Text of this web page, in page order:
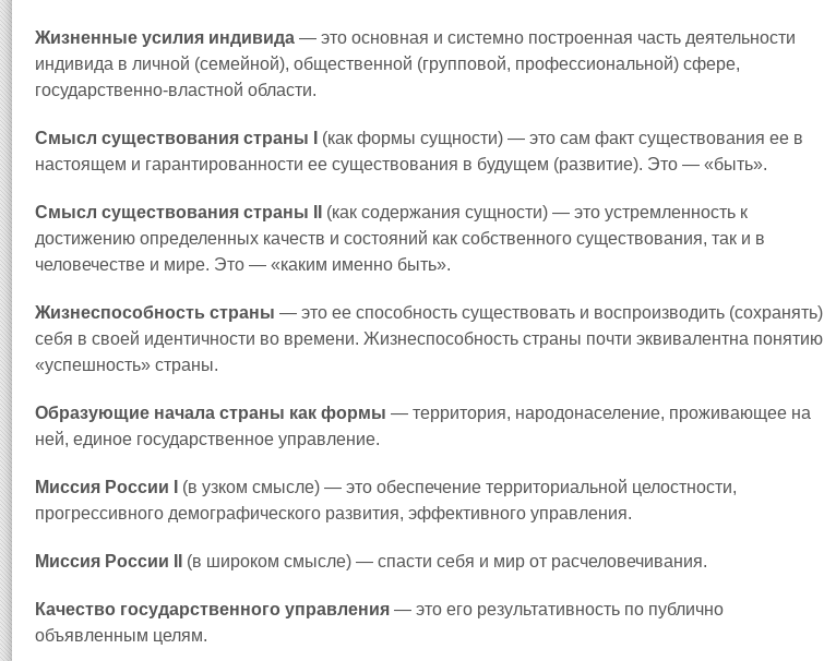
Жизненные усилия индивида — это основная и системно построенная часть деятельности
индивида в личной (семейной), общественной (групповой, профессиональной) сфере,
государственно-властной области.
Смысл существования страны I
(как формы сущности) — это сам факт существования ее в
настоящем и гарантированности ее существования в будущем (развитие). Это — «быть».
Смысл существования страны II
(как содержания сущности) — это устремленность к
достижению определенных качеств и состояний как собственного существования, так и в
человечестве и мире. Это — «каким именно быть».
Жизнеспособность страны — это ее способность существовать и воспроизводить (сохранять)
себя в своей идентичности во времени. Жизнеспособность страны почти эквивалентна понятию
«успешность» страны.
Образующие начала страны как формы — территория, народонаселение, проживающее на
ней, единое государственное управление.
Миссия России I
(в узком смысле) — это обеспечение территориальной целостности,
прогрессивного демографического развития, эффективного управления.
Миссия России II (в широком смысле) — спасти себя и мир от расчеловечивания.
Качество государственного управления — это его результативность по публично
объявленным целям.